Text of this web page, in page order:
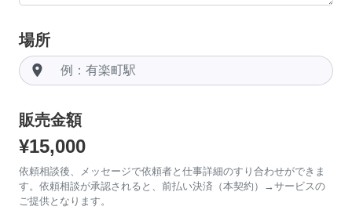
場所
room
販売金額
¥15,000
依頼相談後、メッセージで依頼者と仕事詳細のすり合わせができま
す。依頼相談が承認されると、前払い決済（本契約）→サービスの
ご提供となります。